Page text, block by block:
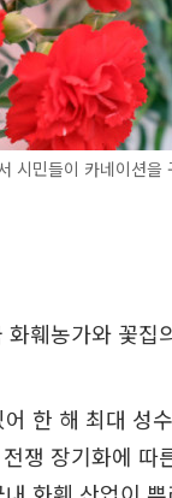
시민들이 카네이션을
훼농가와 꽃집
한 해 최대 성
쟁 장기화에